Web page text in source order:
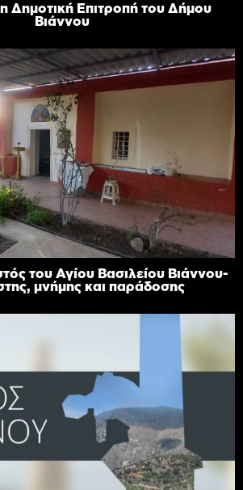
Δημοτική Επιτροπή του Δήμου
Βιάννου
του Αγίου Βασιλείου Βιάννου-
μνήμης και παράδοσης